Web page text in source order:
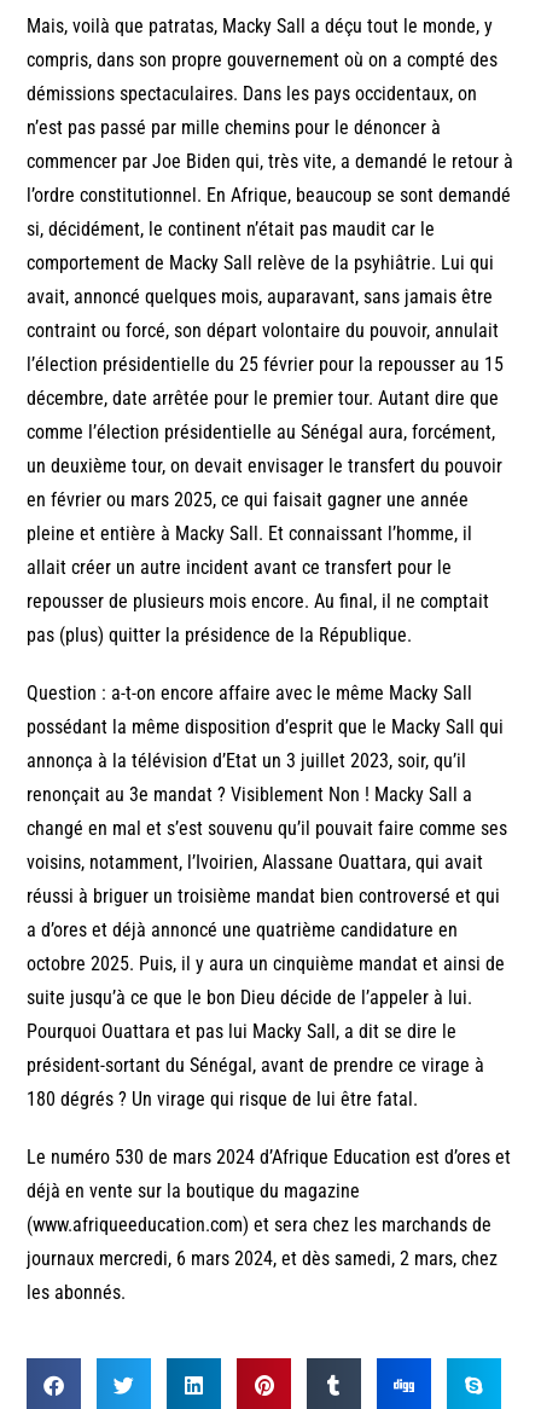
Mais, voilà que patratas, Macky Sall a déçu tout le monde, y
compris, dans son propre gouvernement où on a compté des
démissions spectaculaires. Dans les pays occidentaux, on
n’est pas passé par mille chemins pour le dénoncer à
commencer par Joe Biden qui, très vite, a demandé le retour à
l’ordre constitutionnel. En Afrique, beaucoup se sont demandé
si, décidément, le continent n’était pas maudit car le
comportement de Macky Sall relève de la psyhiâtrie. Lui qui
avait, annoncé quelques mois, auparavant, sans jamais être
contraint ou forcé, son départ volontaire du pouvoir, annulait
l’élection présidentielle du 25 février pour la repousser au 15
décembre, date arrêtée pour le premier tour. Autant dire que
comme l’élection présidentielle au Sénégal aura, forcément,
un deuxième tour, on devait envisager le transfert du pouvoir
en février ou mars 2025, ce qui faisait gagner une année
pleine et entière à Macky Sall. Et connaissant l’homme, il
allait créer un autre incident avant ce transfert pour le
repousser de plusieurs mois encore. Au final, il ne comptait
pas (plus) quitter la présidence de la République.
Question : a-t-on encore affaire avec le même Macky Sall
possédant la même disposition d’esprit que le Macky Sall qui
annonça à la télévision d’Etat un 3 juillet 2023, soir, qu’il
renonçait au 3e mandat ? Visiblement Non ! Macky Sall a
changé en mal et s’est souvenu qu’il pouvait faire comme ses
voisins, notamment, l’Ivoirien, Alassane Ouattara, qui avait
réussi à briguer un troisième mandat bien controversé et qui
a d’ores et déjà annoncé une quatrième candidature en
octobre 2025. Puis, il y aura un cinquième mandat et ainsi de
suite jusqu’à ce que le bon Dieu décide de l’appeler à lui.
Pourquoi Ouattara et pas lui Macky Sall, a dit se dire le
président-sortant du Sénégal, avant de prendre ce virage à
180 dégrés ? Un virage qui risque de lui être fatal.
Le numéro 530 de mars 2024 d’Afrique Education est d’ores et
déjà en vente sur la boutique du magazine
(www.afriqueeducation.com) et sera chez les marchands de
journaux mercredi, 6 mars 2024, et dès samedi, 2 mars, chez
les abonnés.